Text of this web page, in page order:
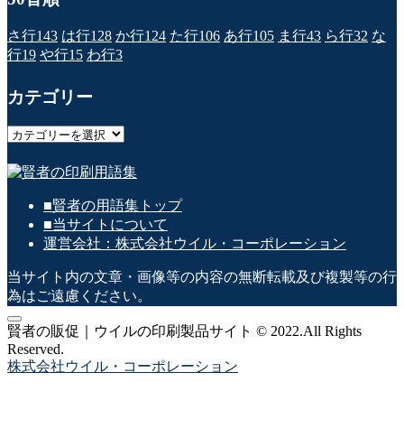
さ行143 は行128 か行124 た行106 あ行105 ま行43 ら行32 な
行19 や行15 わ行3
カテゴリー
カ
ゴ
■賢者の用語集トップ
■当サイトについて
運営会社：株式会社ウイル・コーポレーション
当サイト内の文章・画像等の内容の無断転載及び複製等の行
為はご遠慮ください。
賢者の販促｜ウイルの印刷製品サイト © 2022.All Rights
Reserved.
株式会社ウイル・コーポレーション